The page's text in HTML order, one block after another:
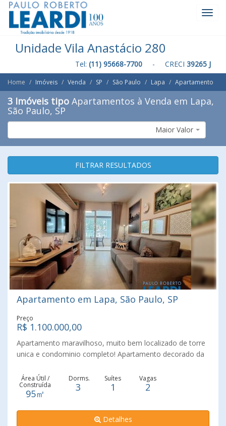
Unidade Vila Anastácio 280
Tel: (11) 95668-7700 - CRECI 39265 J
Home Imóveis Venda SP São Paulo Lapa Apartamento
3 Imóveis tipo Apartamentos à Venda em Lapa,
São Paulo, SP
Maior Valor
FILTRAR RESULTADOS
Apartamento em Lapa, São Paulo, SP
Preço
R$ 1.100.000,00
Apartamento maravilhoso, muito bem localizado de torre
unica e condominio completo! Apartamento decorado da
Sua planta sao uma suíte com armario com espelho,
cabeceira, mais dois quartos com muito armario,
Banheiro com planejados. Sala integrada com uma sacada
de frente pra arvore, dando a sensação de morar em
casa. cozinha com lavanderia. Tudo isso em um
Área Útil /
Construída
95㎡
Dorms.
3
Suítes
1
Vagas
2
Detalhes